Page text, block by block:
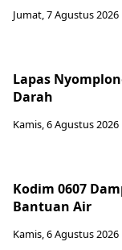
Jumat, 7 Agustus 2026
Lapas
Darah
Kamis, 6 Agustus 2026
Kodim 0607
Bantuan Air
Kamis, 6 Agustus 2026